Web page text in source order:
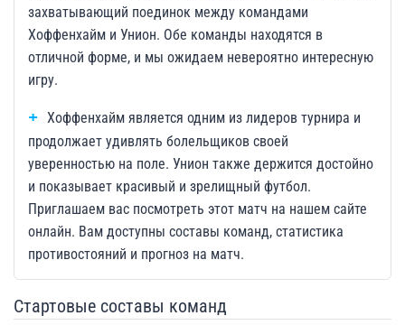
захватывающий поединок между командами
Хоффенхайм и Унион. Обе команды находятся в
отличной форме, и мы ожидаем невероятно интересную
игру.
Хоффенхайм является одним из лидеров турнира и
продолжает удивлять болельщиков своей
уверенностью на поле. Унион также держится достойно
и показывает красивый и зрелищный футбол.
Приглашаем вас посмотреть этот матч на нашем сайте
онлайн. Вам доступны составы команд, статистика
противостояний и прогноз на матч.
Стартовые составы команд